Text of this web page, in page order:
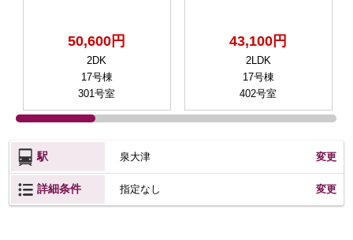
50,600円
2DK
17号棟
301号室
43,100円
2LDK
17号棟
402号室
駅 泉大津 変更
詳細条件 指定なし 変更